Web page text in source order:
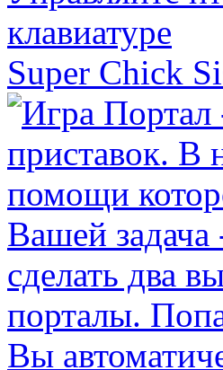
Super Chick